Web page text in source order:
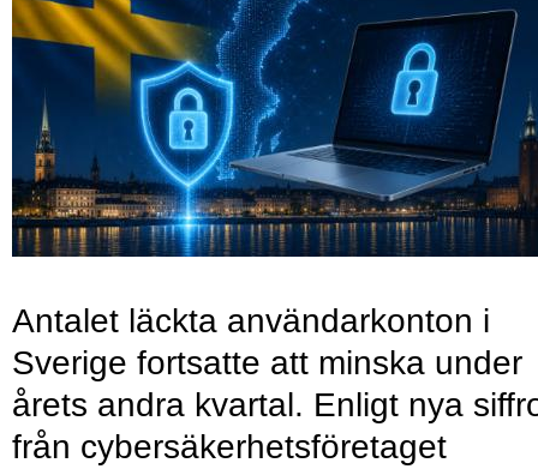
Antalet läckta användarkonton i
Sverige fortsatte att minska under
årets andra kvartal. Enligt nya
från cybersäkerhetsföretaget